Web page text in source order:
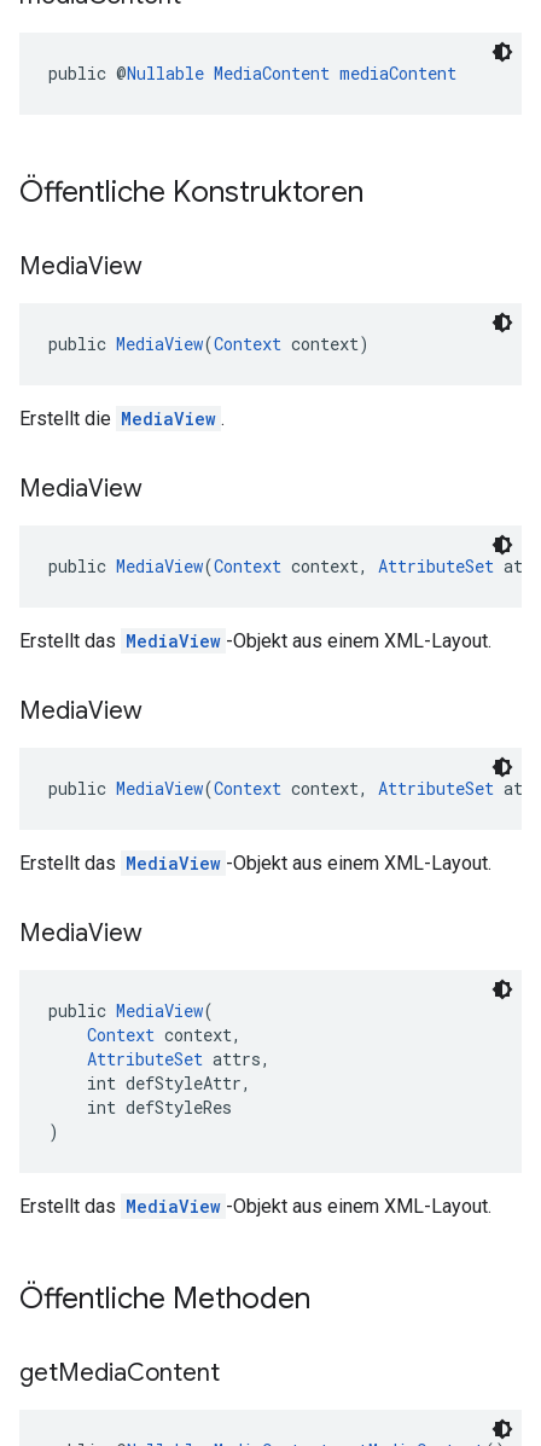
public @Nullable MediaContent mediaContent
Öffentliche Konstruktoren
MediaView
public MediaView(Context context)
Erstellt die MediaView .
MediaView
public MediaView(Context context, AttributeSet
Erstellt das MediaView -Objekt aus einem XML-Layout.
MediaView
public MediaView(Context context, AttributeSet
Erstellt das MediaView -Objekt aus einem XML-Layout.
MediaView
public MediaView(
Context context,
AttributeSet attrs,
int defStyleAttr,
int defStyleRes
)
Erstellt das MediaView -Objekt aus einem XML-Layout.
Öffentliche Methoden
getMediaContent